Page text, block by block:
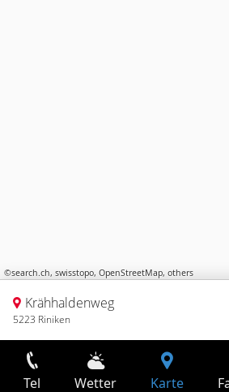
©search.ch, swisstopo, OpenStreetMap, others
Krähhaldenweg
5223 Riniken
Tel Wetter Karte